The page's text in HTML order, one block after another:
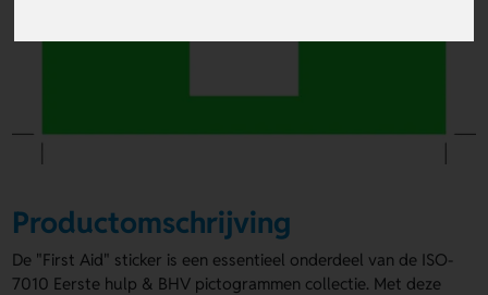
Productomschrijving
De "First Aid" sticker is een essentieel onderdeel van de ISO-
7010 Eerste hulp & BHV pictogrammen collectie. Met deze